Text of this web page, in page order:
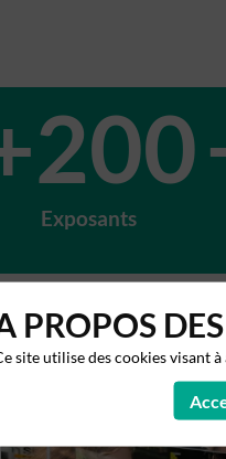
Exposants
PROPOS
site utilise des cookies visant